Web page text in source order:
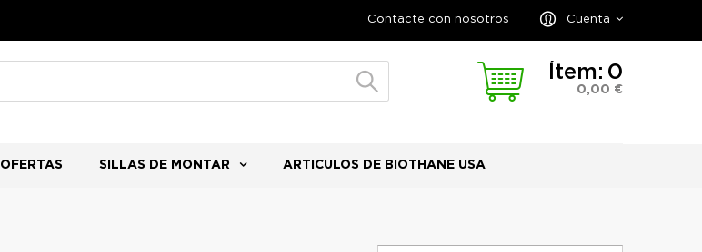
Cuenta
Contacte con nosotros
Ítem: 0
0,00 €
OFERTAS SILLAS DE MONTAR ARTICULOS DE BIOTHANE USA